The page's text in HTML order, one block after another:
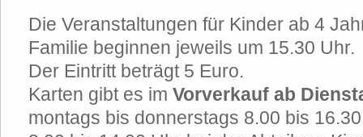
Die Veranstaltungen für Kinder ab 4
Familie beginnen jeweils um 15.30 Uhr.
Der Eintritt beträgt 5 Euro.
Karten gibt es im Vorverkauf ab
montags bis donnerstags 8.00 bis